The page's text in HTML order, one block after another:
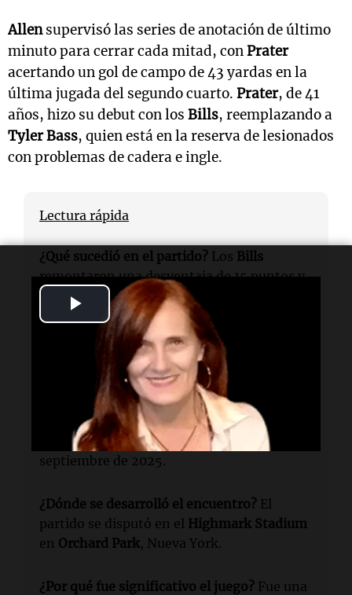
Play
Video
Allensupervisó las series de anotación de último
minuto para cerrar cada mitad, conPrater
acertando un gol de campo de 43 yardas en la
última jugada del segundo cuarto. Prater, de 41
años, hizo su debut con los Bills, reemplazando a
Tyler Bass, quien está en la reserva de lesionados
con problemas de cadera e ingle.
Lectura rápida
¿Qué sucedió en el partido? Los Bills
remontaron una desventaja de 15 puntos y
derrotaron a losRavens41-40.
¿Quién fue el jugador destacado?
fue fundamental, lanzando para 394 yardas
y anotando dos touchdowns.
¿Cuándo tuvo lugar el evento? El partido se
llevó a cabo el domingo por la noche, 8 de
septiembre de 2025.
¿Dónde se desarrolló el encuentro? El
partido se disputó en el Highmark Stadium
en Orchard Park, Nueva York.
¿Por qué fue significativo el juego? Fue una